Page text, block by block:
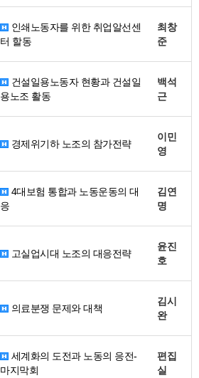
인쇄노동자를 위한 취업알선센
터 할동
최창
준
건설일용노동자 현황과 건설일
용노조 활동
백석
근
경제위기하 노조의 참가전략
이민
영
4대보험 통합과 노동운동의 대
응
김연
명
고실업시대 노조의 대응전략
윤진
호
의료분쟁 문제와 대책
김시
완
세계화의 도전과 노동의 응전-
마지막회
편집
실